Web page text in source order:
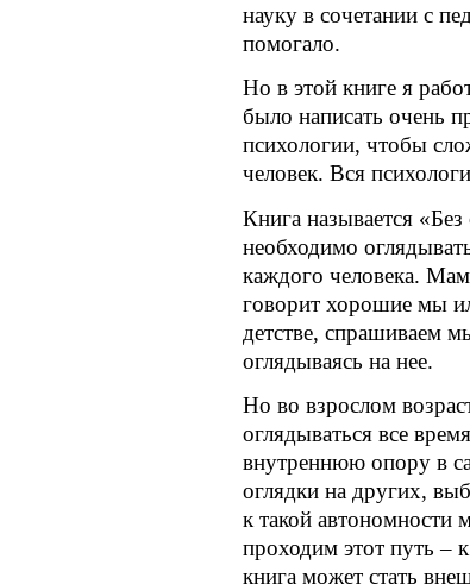
науку в сочетании с
помогало.
Но в этой книге я
было написать очень
психологии, чтобы
человек. Вся
Книга называется
необходимо
каждого человека.
говорит хорошие мы
детстве, спрашиваем
оглядываясь на нее.
Но во взрослом
оглядываться все
внутреннюю опору в
оглядки на других,
к такой
проходим этот путь –
книга может стать